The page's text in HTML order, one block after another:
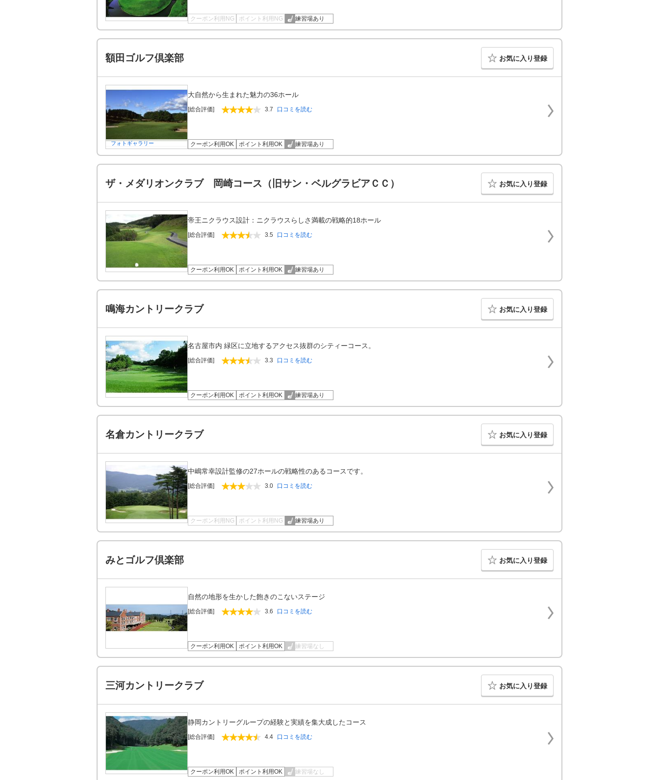
クーポン利用NG ポイント利用NG 練習場あり
額田ゴルフ倶楽部 お気に入り登録
フォトギャラリー
大自然から生まれた魅力の36ホール
[総合評価] 3.7 口コミを読む
クーポン利用OK ポイント利用OK 練習場あり
ザ・メダリオンクラブ 岡崎コース（旧サン・ベルグラビアＣＣ） お気に入り登録
帝王ニクラウス設計：ニクラウスらしさ満載の戦略的18ホール
[総合評価] 3.5 口コミを読む
クーポン利用OK ポイント利用OK 練習場あり
鳴海カントリークラブ お気に入り登録
名古屋市内 緑区に立地するアクセス抜群のシティーコース。
[総合評価] 3.3 口コミを読む
クーポン利用OK ポイント利用OK 練習場あり
名倉カントリークラブ お気に入り登録
中嶋常幸設計監修の27ホールの戦略性のあるコースです。
[総合評価] 3.0 口コミを読む
クーポン利用NG ポイント利用NG 練習場あり
みとゴルフ倶楽部 お気に入り登録
自然の地形を生かした飽きのこないステージ
[総合評価] 3.6 口コミを読む
クーポン利用OK ポイント利用OK 練習場なし
三河カントリークラブ お気に入り登録
静岡カントリーグループの経験と実績を集大成したコース
[総合評価] 4.4 口コミを読む
クーポン利用OK ポイント利用OK 練習場なし